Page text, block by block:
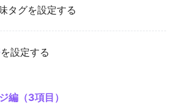
タグを設定する
を設定する
編（3項目）